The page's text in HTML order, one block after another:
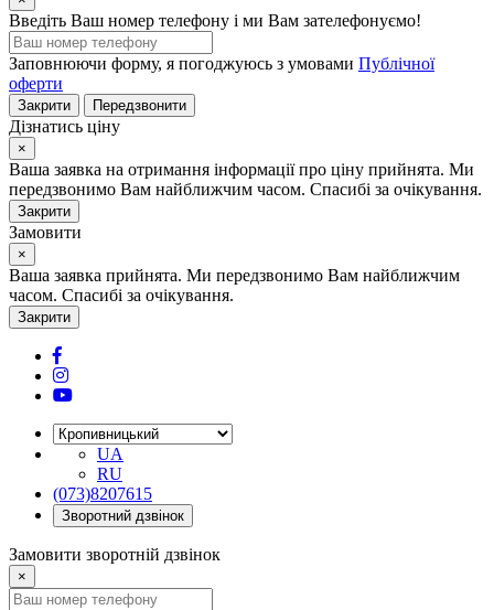
Введіть Ваш номер телефону і ми Вам зателефонуємо!
Заповнюючи форму, я погоджуюсь з умовами Публічної
оферти
Закрити Передзвонити
Дізнатись ціну
×
Ваша заявка на отримання інформації про ціну прийнята. Ми
передзвонимо Вам найближчим часом. Спасибі за очікування.
Закрити
Замовити
×
Ваша заявка прийнята. Ми передзвонимо Вам найближчим
часом. Спасибі за очікування.
Закрити
UA
RU
(073)8207615
Зворотний дзвінок
Замовити зворотній дзвінок
×